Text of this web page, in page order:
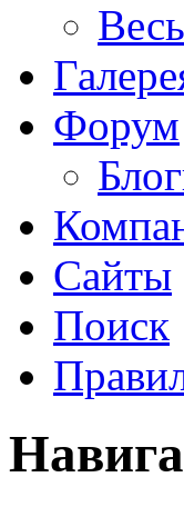
Форум
Сайты
Поиск